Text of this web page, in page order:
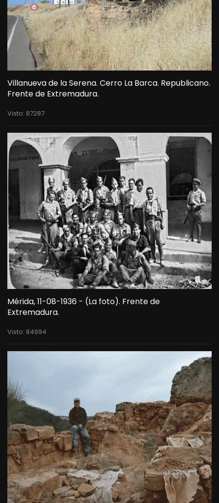
Villanueva de la Serena. Cerro La Barca. Republicano.
Frente de Extremadura.
Visto: 87287
Mérida, 11-08-1936 - (La foto). Frente de
Extremadura.
Visto: 84994